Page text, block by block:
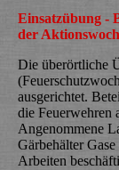
Einsatzübung -
der
Die überörtliche
ausgerichtet.
die Feuerwehren
Angenommene
Gärbehälter
Arbeiten